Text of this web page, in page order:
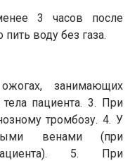
3 часов после
воду без газа.
занимающих
пациента. 3. При
тромбозу. 4. У
венами (при
5. При